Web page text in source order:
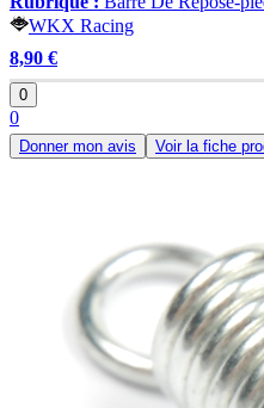
WKX Racing
8,90 €
0
0
Donner mon avis Voir la fiche